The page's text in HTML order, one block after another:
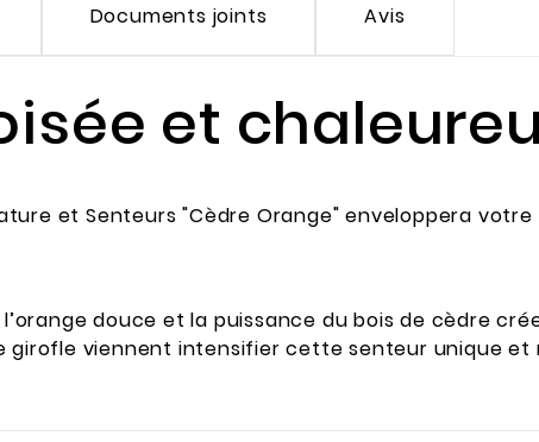
Documents joints Avis
et
et Senteurs "Cèdre Orange" enveloppera
douce et la puissance du bois de cèdre
girofle viennent intensifier cette senteur unique